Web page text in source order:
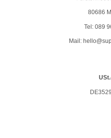
80686
Tel: 089
Mail: